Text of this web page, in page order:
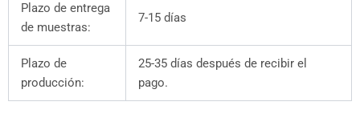
Plazo de entrega
de muestras:
7-15 días
Plazo de
producción:
25-35 días después de recibir el
pago.